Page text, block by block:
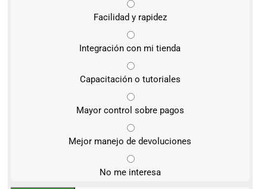
Facilidad y rapidez
Integración con mi tienda
Capacitación o tutoriales
Mayor control sobre pagos
Mejor manejo de devoluciones
No me interesa